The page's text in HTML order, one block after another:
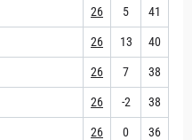
26 5 41
26 13 40
26 7 38
26 -2 38
26 0 36